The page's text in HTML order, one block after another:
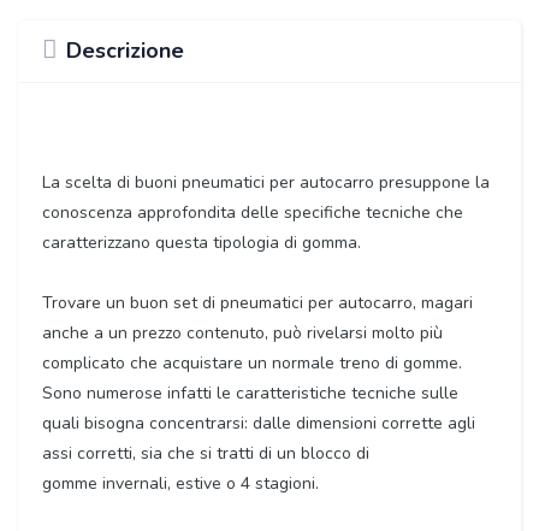
Descrizione
La scelta di buoni pneumatici per autocarro presuppone la
conoscenza approfondita delle specifiche tecniche che
caratterizzano questa tipologia di gomma.
Trovare un buon set di pneumatici per autocarro, magari
anche a un prezzo contenuto, può rivelarsi molto più
complicato che acquistare un normale treno di gomme.
Sono numerose infatti le caratteristiche tecniche sulle
quali bisogna concentrarsi: dalle dimensioni corrette agli
assi corretti, sia che si tratti di un blocco di
gomme invernali, estive o 4 stagioni.